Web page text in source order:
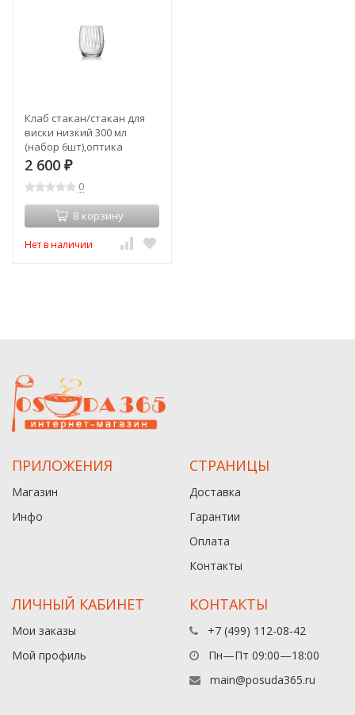
Клаб стакан/стакан для
виски низкий 300 мл
(набор 6шт),оптика
"Waterfoll" (TT-00013174)
2 600 ₽
0
В корзину
Нет в наличии
ПРИЛОЖЕНИЯ
Магазин
Инфо
СТРАНИЦЫ
Доставка
Гарантии
Оплата
Контакты
ЛИЧНЫЙ КАБИНЕТ
Мои заказы
Мой профиль
КОНТАКТЫ
+7 (499) 112-08-42
Пн—Пт 09:00—18:00
main@posuda365.ru